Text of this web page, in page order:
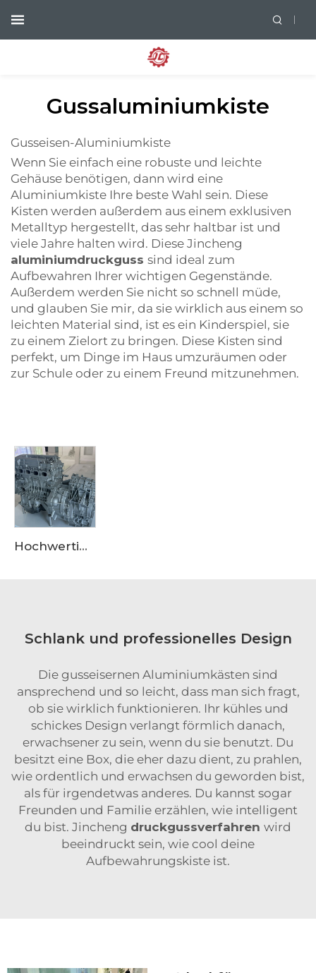
Gussaluminiumkiste
Gusseisen-Aluminiumkiste
Wenn Sie einfach eine robuste und leichte
Gehäuse benötigen, dann wird eine
Aluminiumkiste Ihre beste Wahl sein. Diese
Kisten werden außerdem aus einem exklusiven
Metalltyp hergestellt, das sehr haltbar ist und
viele Jahre halten wird. Diese Jincheng
aluminiumdruckguss sind ideal zum
Aufbewahren Ihrer wichtigen Gegenstände.
Außerdem werden Sie nicht so schnell müde,
und glauben Sie mir, da sie wirklich aus einem so
leichten Material sind, ist es ein Kinderspiel, sie
zu einem Zielort zu bringen. Diese Kisten sind
perfekt, um Dinge im Haus umzuräumen oder
zur Schule oder zu einem Freund mitzunehmen.
Hochwertige Motoraufbauverkleidung aus Aluminiumlegierung für OEM-Güte, geeignet für den Einkauf bei großen Lieferanten
Schlank und professionelles Design
Die gusseisernen Aluminiumkästen sind
ansprechend und so leicht, dass man sich fragt,
ob sie wirklich funktionieren. Ihr kühles und
schickes Design verlangt förmlich danach,
erwachsener zu sein, wenn du sie benutzt. Du
besitzt eine Box, die eher dazu dient, zu prahlen,
wie ordentlich und erwachsen du geworden bist,
als für irgendetwas anderes. Du kannst sogar
Freunden und Familie erzählen, wie intelligent
du bist. Jincheng druckgussverfahren wird
beeindruckt sein, wie cool deine
Aufbewahrungskiste ist.